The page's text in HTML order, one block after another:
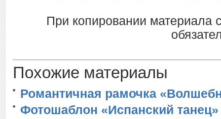
При копировании материала
Похожие материалы
Романтичная рамочка
Фотошаблон «Испанский танец»